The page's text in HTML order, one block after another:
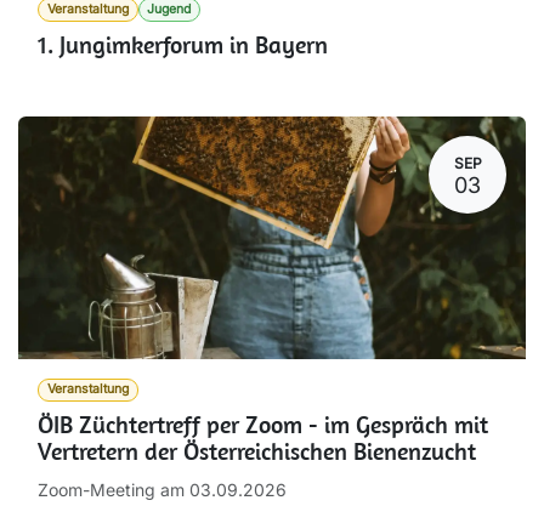
Veranstaltung Jugend
1. Jungimkerforum in Bayern
SEP
03
Veranstaltung
ÖIB Züchtertreff per Zoom - im Gespräch mit
Vertretern der Österreichischen Bienenzucht
Zoom-Meeting am 03.09.2026